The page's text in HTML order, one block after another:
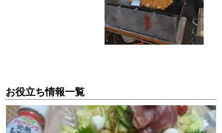
お役立ち情報一覧